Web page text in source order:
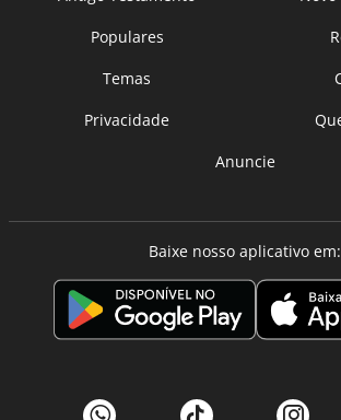
Populares
Temas
Privacidade
Anuncie
Baixe nosso aplicativo em: